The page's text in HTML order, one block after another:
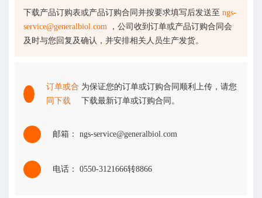
下载产品订购表或产品订购合同并按要求填写后发送至 ngs-
service@generalbiol.com ，公司收到订单或产品订购合同会
及时与您回复及确认，并安排相关人员生产发货。
订单或合
同下载
为保证您的订单或订购合同顺利上传，请您
下载最新订单或订购合同。
邮箱： ngs-service@generalbiol.com
电话： 0550-3121666转8866